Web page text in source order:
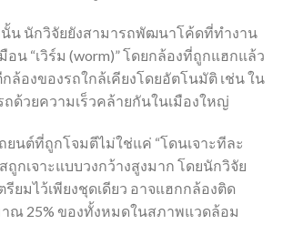
น นักวิจัยยังสามารถพัฒนาโค้ดที่ทำงาน
อน “เวิร์ม (worm)” โดยกล้องที่ถูกแฮกแล้ว
ล้องของรถใกล้เคียงโดยอัตโนมัติ เช่น ใน
ด้วยความเร็วคล้ายกันในเมืองใหญ่
ยนต์ที่ถูกโจมตีไม่ใช่แค่ “โดนเจาะทีละ
ถูกเจาะแบบวงกว้างสูงมาก โดยนักวิจัย
รียมไว้เพียงชุดเดียว อาจแฮกกล้องติด
ณ 25% ของทั้งหมดในสภาพแวดล้อม